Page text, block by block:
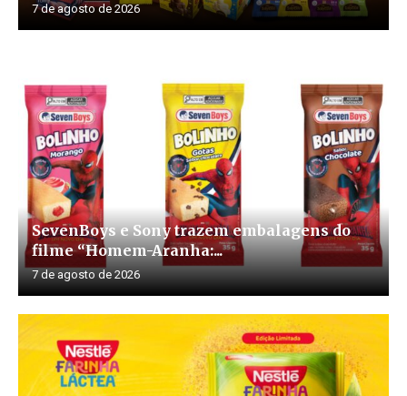
7 de agosto de 2026
SevenBoys e Sony trazem embalagens do
filme “Homem-Aranha:...
7 de agosto de 2026